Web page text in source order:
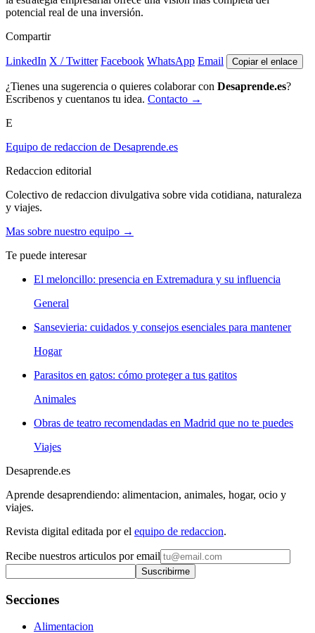
potencial real de una inversión.
Compartir
LinkedIn X / Twitter Facebook WhatsApp Email Copiar el enlace
¿Tienes una sugerencia o quieres colaborar con Desaprende.es?
Escribenos y cuentanos tu idea. Contacto →
E
Equipo de redaccion de Desaprende.es
Redaccion editorial
Colectivo de redaccion divulgativa sobre vida cotidiana, naturaleza
y viajes.
Mas sobre nuestro equipo →
Te puede interesar
El meloncillo: presencia en Extremadura y su influencia
General
Sansevieria: cuidados y consejos esenciales para mantener
Hogar
Parasitos en gatos: cómo proteger a tus gatitos
Animales
Obras de teatro recomendadas en Madrid que no te puedes
Viajes
Desaprende.es
Aprende desaprendiendo: alimentacion, animales, hogar, ocio y
viajes.
Revista digital editada por el equipo de redaccion.
Recibe nuestros articulos por email
Suscribirme
Secciones
Alimentacion